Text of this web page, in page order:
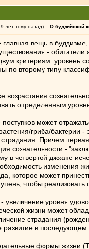
лет тому назад) О буддийской
главная вещь в
-
критериям: уровень
по второму типу
возрастания
определенным
поступков может
гриба/бактерии
Причем
сознательности -
в четвертой джхане
изменения
которое может
чтобы
уровня
жизни может
страдания
развитие в последующем
формы жизни